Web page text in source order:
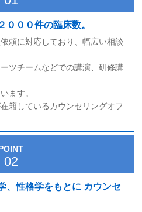
０００件の臨床数。
頼に対応しており、幅広い相談
ツチームなどでの講演、研修講
ます。
籍しているカウンセリングオフ
、性格学をもとに カウンセ